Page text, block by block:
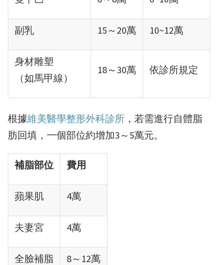
副乳 15～20萬 10~12萬
身材雕塑
（如馬甲線）
18～30萬 依診所規定
根據維美醫學整形外科診所 ，若需進行自體脂
肪回填，一個部位約增加3～5萬元。
補脂部位 費用
蘋果肌 4萬
夫妻宮 4萬
全臉補脂 8～12萬